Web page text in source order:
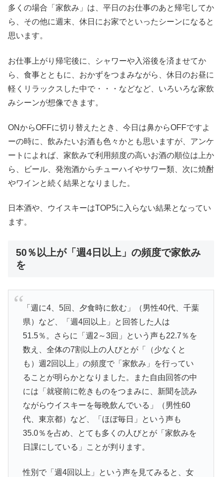
多くの場合「家飲み」は、平日のお仕事のあと帰宅してか
ら、その他に週末、休日にお家でといったシーンになると
思います。
お仕事上がり帰宅後に、シャワーや入浴後を済ませてか
ら、食事とともに、おかずをつまみながら、休日のお昼に
軽くリラックスした中で・・・などなど、いろいろな家飲
みシーンが想像できます。
ONからOFFに切り替えたとき、今日は鼻からOFFですよ
ーの時に、飲みたいお酒も色々かとも思いますが、アンケ
ートによれば、家飲みで利用頻度の高いお酒の順位は上か
ら、ビール、発泡酒からチューハイやサワー類、次に焼酎
やワインと続く結果となりました。
日本酒や、ウイスキーはTOP5に入らない結果となってい
ます。
50％以上が「週4日以上」の頻度で家飲み
を
「週に4、5回、夕食時に飲む」（男性40代、千葉
県）など、「週4回以上」と回答した人は
51.5％。さらに「週2～3回」という声も22.7％を
数え、全体の7割以上の人びとが「（少なくと
も）週2回以上」の頻度で「家飲み」を行ってい
ることが明らかとなりました。また自由回答の中
には「就寝前に乾きものをつまみに、新聞を読み
ながらウイスキーを毎晩飲んでいる」（男性60
代、東京都）など、「ほぼ毎日」という声も
35.0％を占め、とても多くの人びとが「家飲みを
日課にしている」ことが判ります。
性別で「週4回以上」という声を見てみると、女